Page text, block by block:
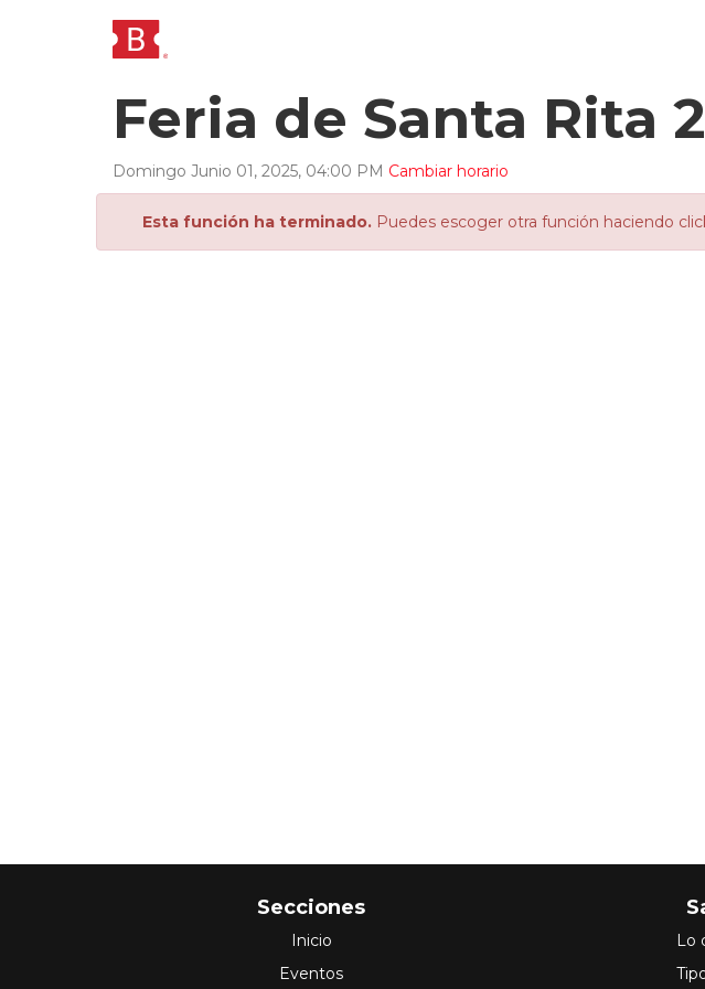
Feria de Santa Rita
Domingo Junio 01, 2025, 04:00 PM Cambiar horario
Esta función ha terminado. Puedes escoger otra función haciendo
Secciones
Inicio
Eventos
Lo